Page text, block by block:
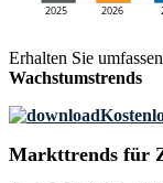
Erhalten Sie
Wachstumstrends
Markttrends für